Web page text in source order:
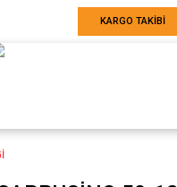
KARGO TAKİBİ